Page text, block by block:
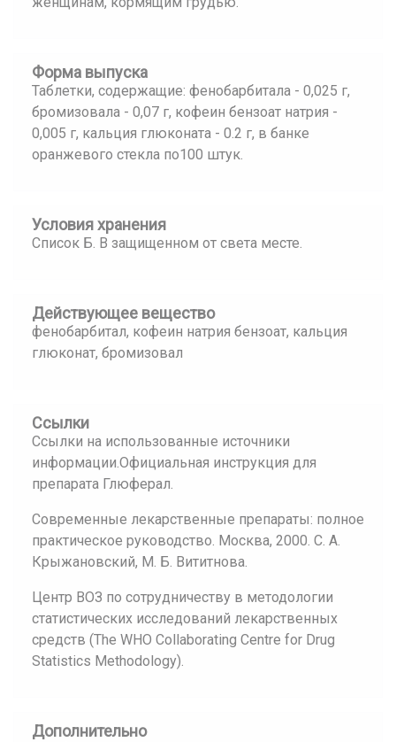
Форма выпуска
Таблетки, содержащие: фенобарбитала - 0,025 г,
бромизовала - 0,07 г, кофеин бензоат натрия -
0,005 г, кальция глюконата - 0.2 г, в банке
оранжевого стекла по100 штук.
Условия хранения
Список Б. В защищенном от света месте.
Действующее вещество
фенобарбитал, кофеин натрия бензоат, кальция
глюконат, бромизовал
Ссылки
Ссылки на использованные источники
информации.Официальная инструкция для
препарата Глюферал.
Современные лекарственные препараты: полное
практическое руководство. Москва, 2000. С. А.
Крыжановский, М. Б. Вититнова.
Центр ВОЗ по сотрудничеству в методологии
статистических исследований лекарственных
средств (The WHO Collaborating Centre for Drug
Statistics Methodology).
Дополнительно